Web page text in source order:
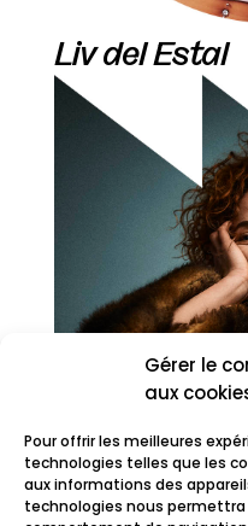
Gérer le
aux
Pour offrir les meilleures
technologies telles que les
aux informations des
technologies nous
Liv del Estal